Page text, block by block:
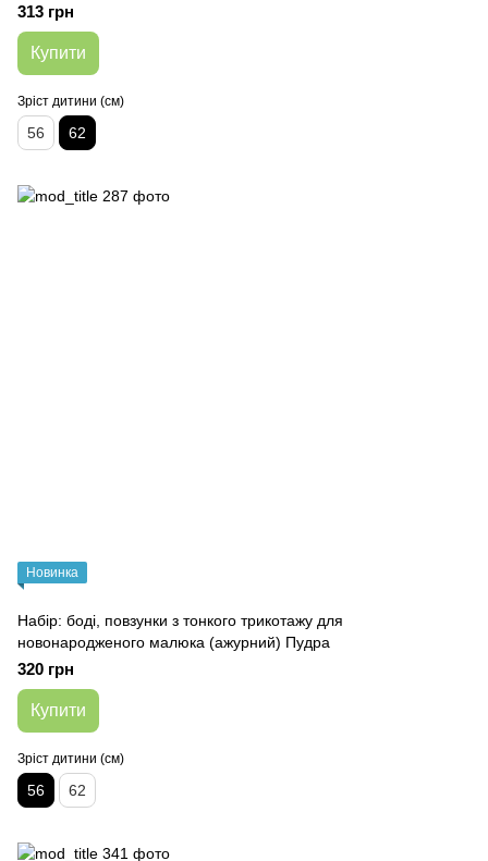
313 грн
Купити
Зріст дитини (см)
56 62
Новинка
Набір: боді, повзунки з тонкого трикотажу для
новонародженого малюка (ажурний) Пудра
320 грн
Купити
Зріст дитини (см)
56 62